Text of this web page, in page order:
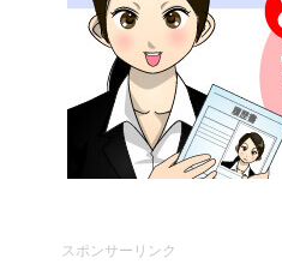
スポンサーリンク